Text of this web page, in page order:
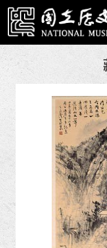
跳到主要內容
國立歷史博
網頁導覽